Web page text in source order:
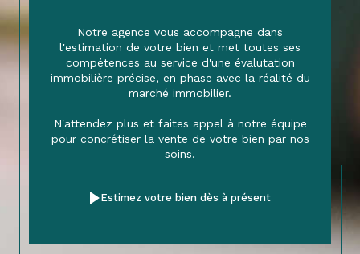
Notre agence vous accompagne dans
l'estimation de votre bien et met toutes ses
compétences au service d'une évalutation
immobilière précise, en phase avec la réalité du
marché immobilier.
N'attendez plus et faites appel à notre équipe
pour concrétiser la vente de votre bien par nos
soins.
Estimez votre bien dès à présent